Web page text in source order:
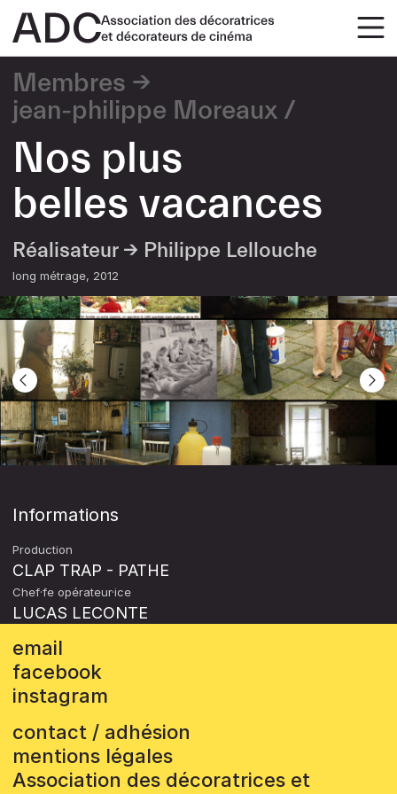
Membres
jean-philippe Moreaux
Nos plus
belles vacances
Réalisateur → Philippe Lellouche
long métrage 2012
Informations
Production
CLAP TRAP - PATHE
Chef·fe opérateur·ice
LUCAS LECONTE
email
facebook
instagram
contact / adhésion
mentions légales
Association des décoratrices et